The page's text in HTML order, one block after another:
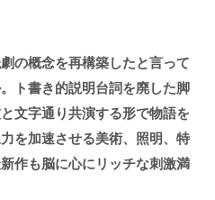
の概念を再構築したと言って
ト書き的説明台詞を廃した脚
文字通り共演する形で物語を
を加速させる美術、照明、特
作も脳に心にリッチな刺激満